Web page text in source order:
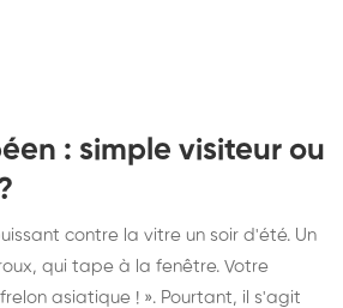
: simple visiteur ou
contre la vitre un soir d'été. Un
qui tape à la fenêtre. Votre
asiatique ! ». Pourtant, il s'agit